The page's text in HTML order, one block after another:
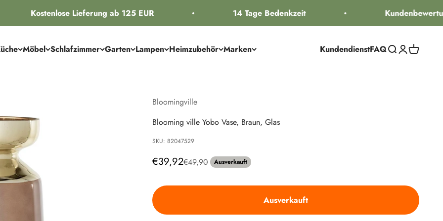
Kostenlose Lieferung ab 125 EUR 14 Tage Bedenkzeit
Möbel Schlafzimmer Garten Lampen Heimzubehör Marken KundendienstFAQSuche öffnen
Bloomingville
Blooming ville Yobo Vase, Braun, Glas
SKU: 82047529
Angebot
€39,92Regulärer Preis
€49,90 Ausverkauft
Ausverkauft